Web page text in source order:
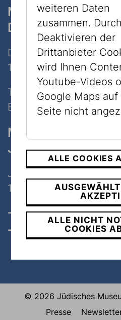
Museum
Dorotheergasse
Dorotheergasse 11
1010 Wien
Tel:
+43 1 535 04 31
E-Mail:info@jmw.at
Museum
Judenplatz
Judenplatz 8
1010 Wien
Öffnungszeiten,
© 2026 Jüdisches
Presse
weiteren Daten
zusammen. Durch
Deaktivieren der
Drittanbieter
wird Ihnen
Youtube-Videos
Google Maps
Seite nicht
ALLE COOKIES
ALLE NICHT
COOKIES